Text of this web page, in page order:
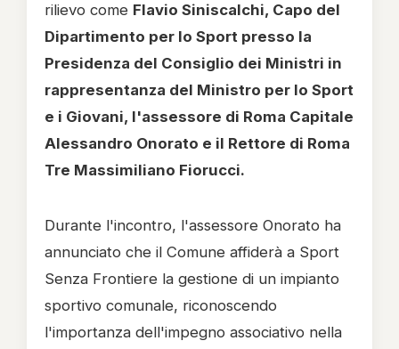
rilievo come Flavio Siniscalchi, Capo del
Dipartimento per lo Sport presso la
Presidenza del Consiglio dei Ministri in
rappresentanza del Ministro per lo Sport
e i Giovani, l'assessore di Roma Capitale
Alessandro Onorato e il Rettore di Roma
Tre Massimiliano Fiorucci.
Durante l'incontro, l'assessore Onorato ha
annunciato che il Comune affiderà a Sport
Senza Frontiere la gestione di un impianto
sportivo comunale, riconoscendo
l'importanza dell'impegno associativo nella